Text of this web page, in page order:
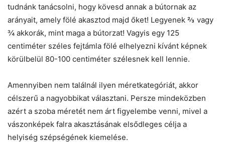
tudnánk tanácsolni, hogy kövesd annak a bútornak az
arányait, amely fölé akasztod majd őket! Legyenek ⅔ vagy
¾ akkorák, mint maga a bútorzat! Vagyis egy 125
centiméter széles fejtámla fölé elhelyezni kívánt képnek
körülbelül 80-100 centiméter szélesnek kell lennie.
Amennyiben nem találnál ilyen méretkategóriát, akkor
célszerű a nagyobbikat választani. Persze mindeközben
azért a szoba méretét nem árt figyelembe venni, mivel a
vászonképek falra akasztásának elsődleges célja a
helyiség szépségének kiemelése.